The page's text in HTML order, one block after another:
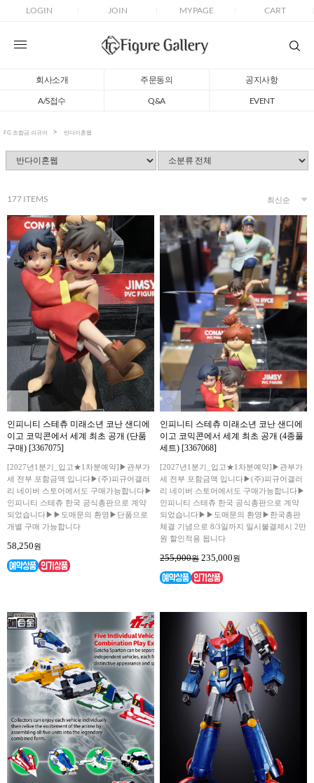
LOGIN JOIN MYPAGE CART
회사소개 주문동의
공지사항
A/S접수
Q&A EVENT
FG 초합금 피규어 반다이혼웹
177 ITEMS
인피니티 스테츄 미래소년 코난 샌디에
이고 코믹콘에서 세계 최초 공개 (단품
구매) [3367075]
[2027년1분기_입고★1차분예약]▶관부가
세 전부 포함금액 입니다▶(주)피규어갤러
리 네이버 스토어에서도 구매가능합니다▶
인피니티 스테츄 한국 공식총판으로 계약
되었습니다▶▶도매문의 환영▶단품으로
개별 구매 가능합니다
58,250원
인피니티 스테츄 미래소년 코난 샌디에
이고 코믹콘에서 세계 최초 공개 (4종풀
세트) [3367068]
[2027년1분기_입고★1차분예약]▶관부가
세 전부 포함금액 입니다▶(주)피규어갤러
리 네이버 스토어에서도 구매가능합니다▶
인피니티 스테츄 한국 공식총판으로 계약
되었습니다▶▶도매문의 환영▶한국총판
체결 기념으로 8/3일까지 일시불결제시 2만
원 할인적용 됩니다
255,000원235,000원